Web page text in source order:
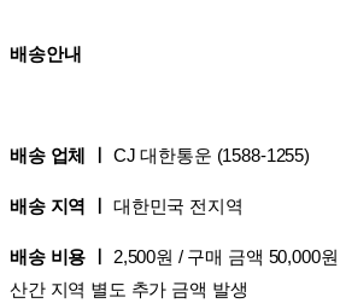
배송안내
배송 업체 ㅣ CJ 대한통운 (1588-1255)
배송 지역 ㅣ 대한민국 전지역
배송 비용 ㅣ 2,500원 / 구매 금액 50,000
산간 지역 별도 추가 금액 발생